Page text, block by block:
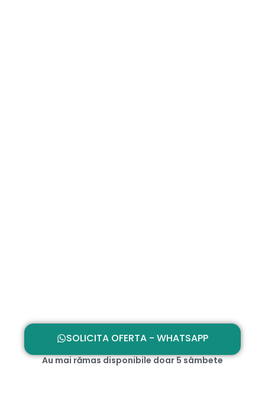
SOLICITA OFERTA - WHATSAPP
Au mai rămas disponibile doar 5 sâmbete